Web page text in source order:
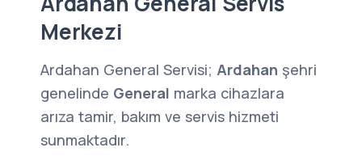
Merkezi
Ardahan General Servisi; Ardahan şehri
genelinde General marka cihazlara
arıza tamir, bakım ve servis hizmeti
sunmaktadır.